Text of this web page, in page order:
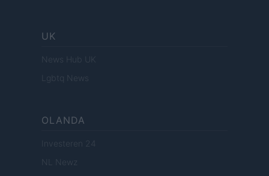
UK
News Hub UK
Lgbtq News
OLANDA
Investeren 24
NL Newz